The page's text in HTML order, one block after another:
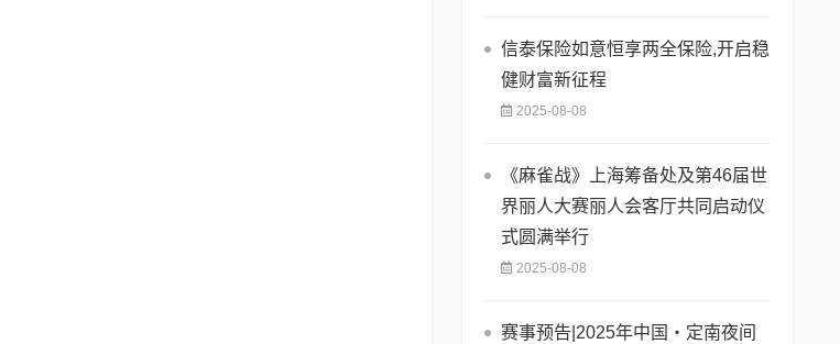
信泰保险如意恒享两全保险,开启稳
健财富新征程
2025-08-08
《麻雀战》上海筹备处及第46届世
界丽人大赛丽人会客厅共同启动仪
式圆满举行
2025-08-08
赛事预告|2025年中国・定南夜间